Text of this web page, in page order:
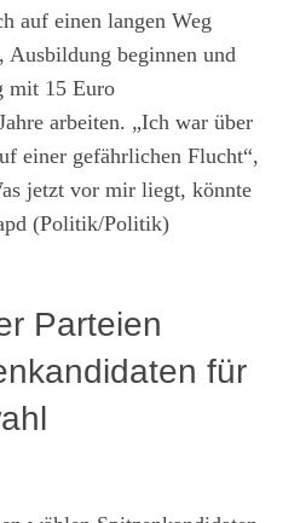
auf einen langen Weg
Ausbildung beginnen und
mit 15 Euro
arbeiten. „Ich war über
einer gefährlichen Flucht“,
jetzt vor mir liegt, könnte
(Politik/Politik)
Parteien
für